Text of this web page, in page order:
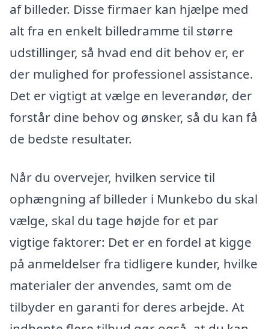
af billeder. Disse firmaer kan hjælpe med
alt fra en enkelt billedramme til større
udstillinger, så hvad end dit behov er, er
der mulighed for professionel assistance.
Det er vigtigt at vælge en leverandør, der
forstår dine behov og ønsker, så du kan få
de bedste resultater.
Når du overvejer, hvilken service til
ophængning af billeder i Munkebo du skal
vælge, skal du tage højde for et par
vigtige faktorer: Det er en fordel at kigge
på anmeldelser fra tidligere kunder, hvilke
materialer der anvendes, samt om de
tilbyder en garanti for deres arbejde. At